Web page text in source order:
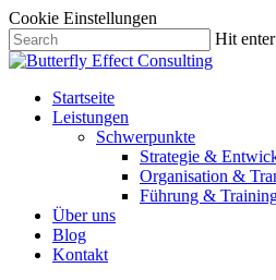
Cookie Einstellungen
Skip
to
content
Hit
Close
Menu
Startseite
Leistungen
Schwerpunkte
Strategie &
Organisation &
Führung &
Über uns
Blog
Kontakt